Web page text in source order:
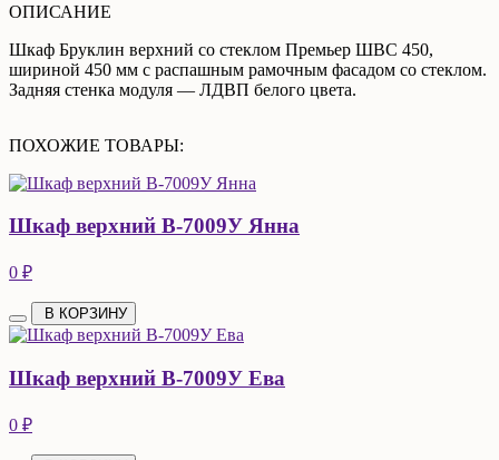
ОПИСАНИЕ
Шкаф Бруклин верхний со стеклом Премьер ШВС 450,
шириной 450 мм с распашным рамочным фасадом со стеклом.
Задняя стенка модуля — ЛДВП белого цвета.
ПОХОЖИЕ ТОВАРЫ:
Шкаф верхний В-7009У Янна
0 ₽
В КОРЗИНУ
Шкаф верхний В-7009У Ева
0 ₽